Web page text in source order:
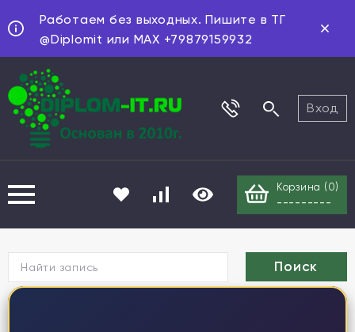
Работаем без выходных. Пишите в ТГ
@Diplomit или MAX +79879159932
Вход
Корзина ( 0)
---------